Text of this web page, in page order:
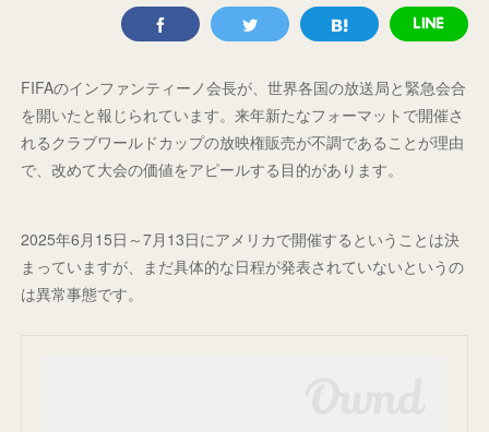
FIFAのインファンティーノ会長が、世界各国の放送局と緊急会合
を開いたと報じられています。来年新たなフォーマットで開催さ
れるクラブワールドカップの放映権販売が不調であることが理由
で、改めて大会の価値をアピールする目的があります。
2025年6月15日～7月13日にアメリカで開催するということは決
まっていますが、まだ具体的な日程が発表されていないというの
は異常事態です。